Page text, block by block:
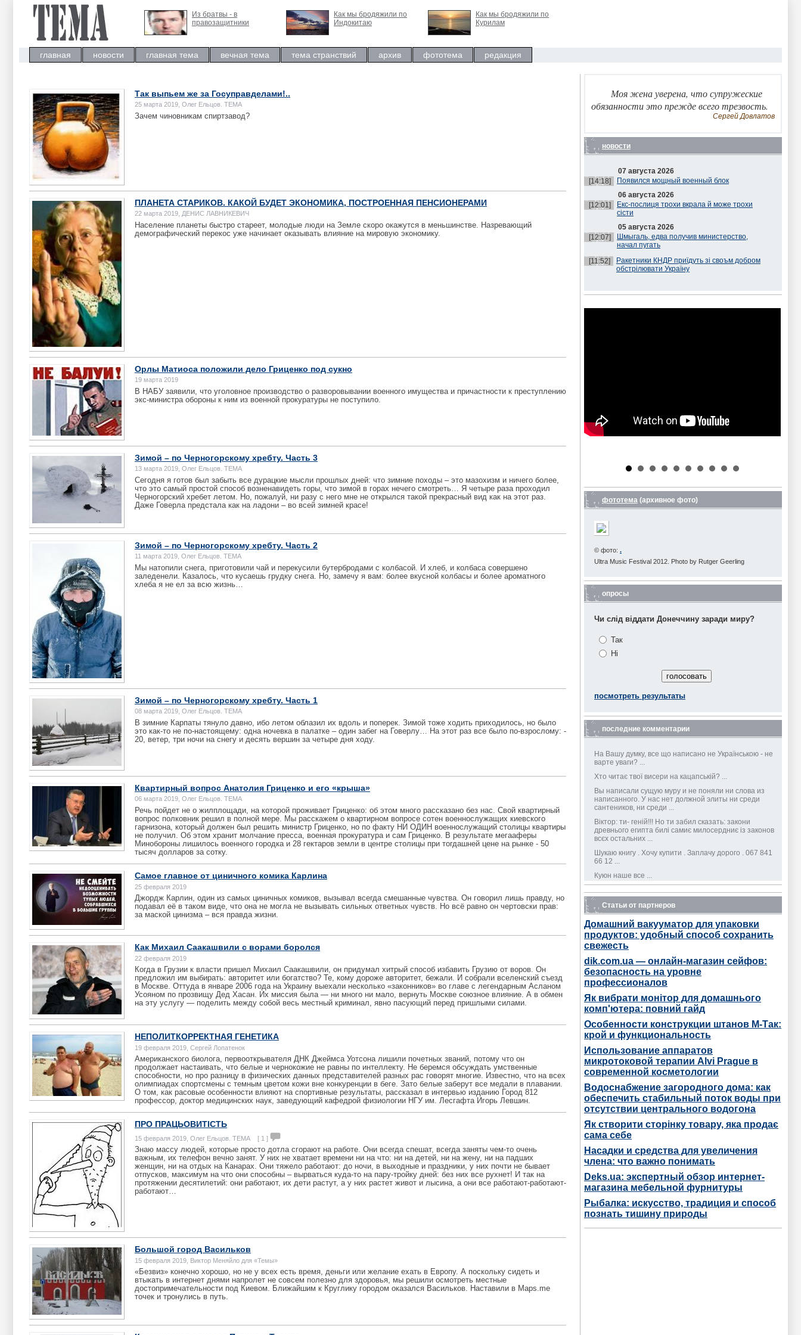
Из братвы - в
правозащитники
Как мы бродяжили по
Индокитаю
Как мы бродяжили по
Курилам
главная новости главная тема вечная тема тема странствий архив фототема редакция
Так выпьем же за Госуправделами!..
25 марта 2019, Олег Ельцов. ТЕМА
Зачем чиновникам спиртзавод?
ПЛАНЕТА СТАРИКОВ. КАКОЙ БУДЕТ ЭКОНОМИКА, ПОСТРОЕННАЯ ПЕНСИОНЕРАМИ
22 марта 2019, ДЕНИС ЛАВНИКЕВИЧ
Население планеты быстро стареет, молодые люди на Земле скоро окажутся в меньшинстве. Назревающий
демографический перекос уже начинает оказывать влияние на мировую экономику.
Орлы Матиоса положили дело Гриценко под сукно
19 марта 2019
В НАБУ заявили, что уголовное производство о разворовывании военного имущества и причастности к преступлению
экс-министра обороны к ним из военной прокуратуры не поступило.
Зимой – по Черногорскому хребту. Часть 3
13 марта 2019, Олег Ельцов. ТЕМА
Сегодня я готов был забыть все дурацкие мысли прошлых дней: что зимние походы – это мазохизм и ничего более,
что это самый простой способ возненавидеть горы, что зимой в горах нечего смотреть… Я четыре раза проходил
Черногорский хребет летом. Но, пожалуй, ни разу с него мне не открылся такой прекрасный вид как на этот раз.
Даже Говерла предстала как на ладони – во всей зимней красе!
Зимой – по Черногорскому хребту. Часть 2
11 марта 2019, Олег Ельцов. ТЕМА
Мы натопили снега, приготовили чай и перекусили бутербродами с колбасой. И хлеб, и колбаса совершено
заледенели. Казалось, что кусаешь грудку снега. Но, замечу я вам: более вкусной колбасы и более ароматного
хлеба я не ел за всю жизнь…
Зимой – по Черногорскому хребту. Часть 1
08 марта 2019, Олег Ельцов. ТЕМА
В зимние Карпаты тянуло давно, ибо летом облазил их вдоль и поперек. Зимой тоже ходить приходилось, но было
это как-то не по-настоящему: одна ночевка в палатке – один забег на Говерлу… На этот раз все было по-взрослому: -
20, ветер, три ночи на снегу и десять вершин за четыре дня ходу.
Квартирный вопрос Анатолия Гриценко и его «крыша»
06 марта 2019, Олег Ельцов. ТЕМА
Речь пойдет не о жилплощади, на которой проживает Гриценко: об этом много рассказано без нас. Свой квартирный
вопрос полковник решил в полной мере. Мы расскажем о квартирном вопросе сотен военнослужащих киевского
гарнизона, который должен был решить министр Гриценко, но по факту НИ ОДИН военнослужащий столицы квартиры
не получил. Об этом хранит молчание пресса, военная прокуратура и сам Гриценко. В результате мегааферы
Минобороны лишилось военного городка и 28 гектаров земли в центре столицы при тогдашней цене на рынке - 50
тысяч долларов за сотку.
Самое главное от циничного комика Карлина
25 февраля 2019
Джордж Карлин, один из самых циничных комиков, вызывал всегда смешанные чувства. Он говорил лишь правду, но
подавал её в таком виде, что она не могла не вызывать сильных ответных чувств. Но всё равно он чертовски прав:
за маской цинизма – вся правда жизни.
Как Михаил Саакашвили с ворами боролся
22 февраля 2019
Когда в Грузии к власти пришел Михаил Саакашвили, он придумал хитрый способ избавить Грузию от воров. Он
предложил им выбирать: авторитет или богатство? Те, кому дороже авторитет, бежали. И собрали вселенский съезд
в Москве. Оттуда в январе 2006 года на Украину выехали несколько «законников» во главе с легендарным Асланом
Усояном по прозвищу Дед Хасан. Их миссия была — ни много ни мало, вернуть Москве союзное влияние. А в обмен
на эту услугу — поделить между собой весь местный криминал, явно пасующий перед пришлыми силами.
НЕПОЛИТКОРРЕКТНАЯ ГЕНЕТИКА
19 февраля 2019, Сергей Лопатенок
Американского биолога, первооткрывателя ДНК Джеймса Уотсона лишили почетных званий, потому что он
продолжает настаивать, что белые и чернокожие не равны по интеллекту. Не беремся обсуждать умственные
способности, но про разницу в физических данных представителей разных рас говорят многие. Известно, что на всех
олимпиадах спортсмены с темным цветом кожи вне конкуренции в беге. Зато белые заберут все медали в плавании.
О том, как расовые особенности влияют на спортивные результаты, рассказал в интервью изданию Город 812
профессор, доктор медицинских наук, заведующий кафедрой физиологии НГУ им. Лесгафта Игорь Левшин.
ПРО ПРАЦЬОВИТІСТЬ
15 февраля 2019, Олег Ельцов. ТЕМА [ 1 ]
Знаю массу людей, которые просто дотла сгорают на работе. Они всегда спешат, всегда заняты чем-то очень
важным, их телефон вечно занят. У них не хватает времени ни на что: ни на детей, ни на жену, ни на падших
женщин, ни на отдых на Канарах. Они тяжело работают: до ночи, в выходные и праздники, у них почти не бывает
отпусков, максимум на что они способны – вырваться куда-то на пару-тройку дней: без них все рухнет! И так на
протяжении десятилетий: они работают, их дети растут, а у них растет живот и лысина, а они все работают-работают-
работают…
Большой город Васильков
15 февраля 2019, Виктор Меняйло для «Темы»
«Безвиз» конечно хорошо, но не у всех есть время, деньги или желание ехать в Европу. А поскольку сидеть и
втыкать в интернет днями напролет не совсем полезно для здоровья, мы решили осмотреть местные
достопримечательности под Киевом. Ближайшим к Круглику городом оказался Васильков. Наставили в Maps.me
точек и тронулись в путь.
Моя жена уверена, что супружеские
обязанности это прежде всего трезвость.
Сергей Довлатов
новости
07 августа 2026
[14:18]
Появился мощный военный блок
06 августа 2026
[12:01]
Екс-послиця трохи вкрала й може трохи
сісти
05 августа 2026
[12:07]
Шмыгаль, едва получив министерство,
начал пугать
[11:52]
Ракетники КНДР приїдуть зі своъм добром
обстрілювати Україну
фототема (архивное фото)
© фото: .
Ultra Music Festival 2012. Photo by Rutger Geerling
опросы
Чи слід віддати Донеччину заради миру?
Так
Ні
посмотреть результаты
последние комментарии
На Вашу думку, все що написано не Українською - не
варте уваги? ...
Хто читає твої висери на кацапській? ...
Вы написали сущую муру и не поняли ни слова из
написанного. У нас нет должной элиты ни среди
сантеников, ни среди ...
Віктор: ти- геній!!! Но ти забил сказать: закони
древнього египта билі самиє милосердниє із законов
всєх остальних ...
Шукаю книгу . Хочу купити . Заплачу дорого . 067 841
66 12 ...
Куюн наше все ...
отсутствие оной аэлиты. Оглянемся вокруг себя и
увидим, шо среди ...
А добавить то и нечего. Автор всё раскрыл. ...
Интеллигенты недобитые остались, но именно как
класс отсутствуют. На что они влияют, кто с ними
считается? Украинская ...
Национальная интеллигенция отсутствует как класс?
А как же научно-педагогические и просто научные
работники? Или за 35 ...
Статьи от партнеров
Домашний вакууматор для упаковки
продуктов: удобный способ сохранить
свежесть
dik.com.ua — онлайн-магазин сейфов:
безопасность на уровне
профессионалов
Як вибрати монітор для домашнього
комп'ютера: повний гайд
Особенности конструкции штанов М-Так:
крой и функциональность
Использование аппаратов
микротоковой терапии Alvi Prague в
современной косметологии
Водоснабжение загородного дома: как
обеспечить стабильный поток воды при
отсутствии центрального водогона
Як створити сторінку товару, яка продає
сама себе
Насадки и средства для увеличения
члена: что важно понимать
Deks.ua: экспертный обзор интернет-
магазина мебельной фурнитуры
Рыбалка: искусство, традиция и способ
познать тишину природы